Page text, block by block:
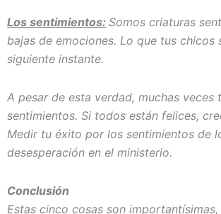
Los sentimientos: Somos criaturas
bajas de emociones. Lo que tus
siguiente instante.
A pesar de esta verdad, muchas
sentimientos. Si todos están felices,
Medir tu éxito por los sentimientos de
desesperación en el ministerio.
Conclusión
Estas cinco cosas son